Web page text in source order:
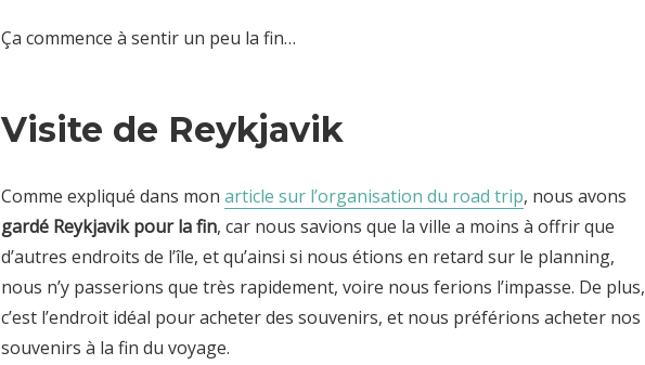
Ça commence à sentir un peu la fin…
Visite de Reykjavik
Comme expliqué dans mon article sur l’organisation du road trip, nous avons
gardé Reykjavik pour la fin, car nous savions que la ville a moins à offrir que
d’autres endroits de l’île, et qu’ainsi si nous étions en retard sur le planning,
nous n’y passerions que très rapidement, voire nous ferions l’impasse. De plus,
c’est l’endroit idéal pour acheter des souvenirs, et nous préférions acheter nos
souvenirs à la fin du voyage.